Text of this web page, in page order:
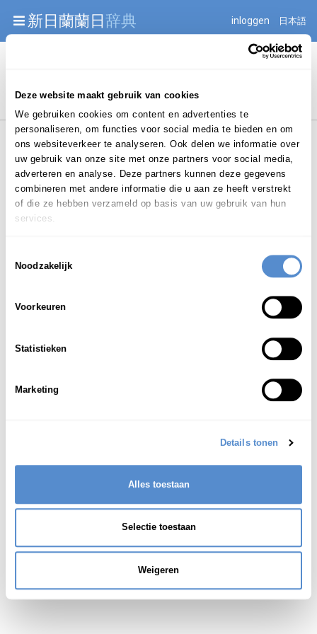
Deze website maakt gebruik van cookies
We gebruiken cookies om content en advertenties te
personaliseren, om functies voor social media te bieden en om
ons websiteverkeer te analyseren. Ook delen we informatie over
uw gebruik van onze site met onze partners voor social media,
adverteren en analyse. Deze partners kunnen deze gegevens
combineren met andere informatie die u aan ze heeft verstrekt
of die ze hebben verzameld op basis van uw gebruik van hun
services.
Noodzakelijk
Voorkeuren
Statistieken
Marketing
Details tonen
Alles toestaan
Selectie toestaan
Weigeren
Warning: Undefined array key "jnnjuid" in
/mnt/web216/d2/76/52236976/htdocs/jnnj-prod/search.php
新日蘭蘭日辞典 inloggen 日本語
Login om te bewerken ...
ほうえつ